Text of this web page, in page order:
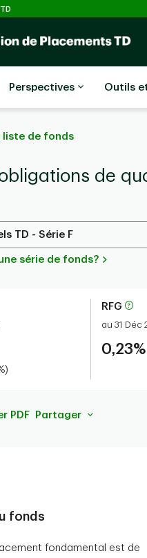
Perspectives Outils
liste de fonds
de
TD - Série F
série de fonds?
RFG
au 31 Déc
0,23%
PDF Partager
fonds
fondamental est de